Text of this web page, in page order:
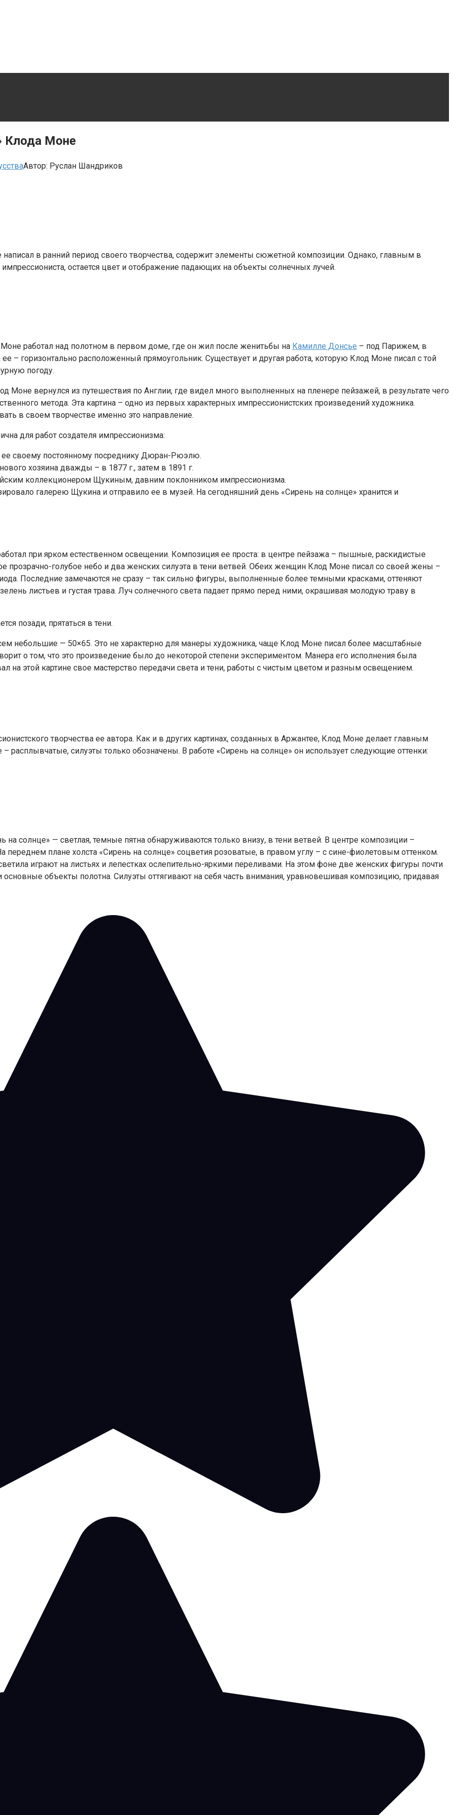
Клода Моне
Автор: Руслан Шандриков
в ранний период своего творчества, содержит элементы сюжетной композиции. Однако, главным в
остается цвет и отображение падающих на объекты солнечных лучей.
Моне работал над полотном в первом доме, где он жил после женитьбы на Камилле Донсье – под Парижем, в
– горизонтально расположенный прямоугольник. Существует и другая работа, которую Клод Моне писал с той
погоду.
Моне вернулся из путешествия по Англии, где видел много выполненных на пленере пейзажей, в результате чего
метода. Эта картина – одно из первых характерных импрессионистских произведений художника.
в своем творчестве именно это направление.
для работ создателя импрессионизма:
своему постоянному посреднику Дюран-Рюэлю.
хозяина дважды – в 1877 г., затем в 1891 г.
коллекционером Щукиным, давним поклонником импрессионизма.
галерею Щукина и отправило ее в музей. На сегодняшний день «Сирень на солнце» хранится и
при ярком естественном освещении. Композиция ее проста: в центре пейзажа – пышные, раскидистые
голубое небо и два женских силуэта в тени ветвей. Обеих женщин Клод Моне писал со своей жены –
Последние замечаются не сразу – так сильно фигуры, выполненные более темными красками, оттеняют
листьев и густая трава. Луч солнечного света падает прямо перед ними, окрашивая молодую траву в
позади, прятаться в тени.
небольшие — 50×65. Это не характерно для манеры художника, чаще Клод Моне писал более масштабные
о том, что это произведение было до некоторой степени экспериментом. Манера его исполнения была
на этой картине свое мастерство передачи света и тени, работы с чистым цветом и разным освещением.
творчества ее автора. Как и в других картинах, созданных в Аржантее, Клод Моне делает главным
расплывчатые, силуэты только обозначены. В работе «Сирень на солнце» он использует следующие оттенки:
на солнце» — светлая, темные пятна обнаруживаются только внизу, в тени ветвей. В центре композиции –
плане холста «Сирень на солнце» соцветия розоватые, в правом углу – с сине-фиолетовым оттенком.
играют на листьях и лепестках ослепительно-яркими переливами. На этом фоне две женских фигуры почти
объекты полотна. Силуэты оттягивают на себя часть внимания, уравновешивая композицию, придавая